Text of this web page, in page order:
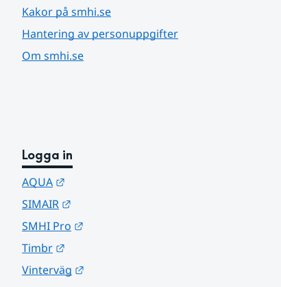
Kakor på smhi.se
Hantering av personuppgifter
Om smhi.se
Logga in
AQUA
SIMAIR
SMHI Pro
Timbr
Vinterväg